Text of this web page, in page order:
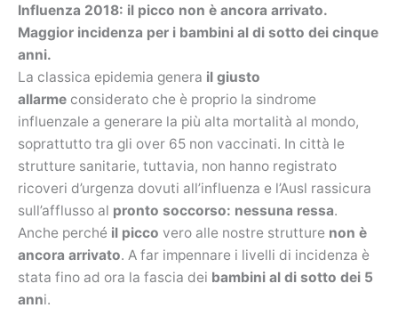
Influenza 2018: il picco non è ancora arrivato.
Maggior incidenza per i bambini al di sotto dei cinque
anni.
La classica epidemia genera il giusto
allarme considerato che è proprio la sindrome
influenzale a generare la più alta mortalità al mondo,
soprattutto tra gli over 65 non vaccinati. In città le
strutture sanitarie, tuttavia, non hanno registrato
ricoveri d’urgenza dovuti all’influenza e l’Ausl rassicura
sull’afflusso al pronto soccorso: nessuna ressa.
Anche perché il picco vero alle nostre strutture non è
ancora arrivato. A far impennare i livelli di incidenza è
stata fino ad ora la fascia dei bambini al di sotto dei 5
anni.